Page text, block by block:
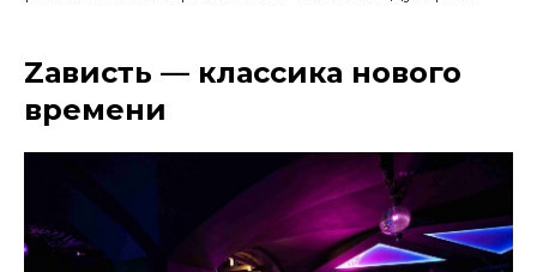
Zависть — классика нового
времени